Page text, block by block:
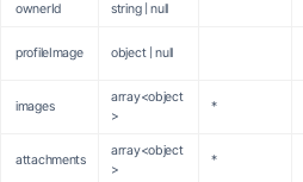
ownerId string | null
profileImage object | null
images
array<object
>
*
attachments
array<object
>
*